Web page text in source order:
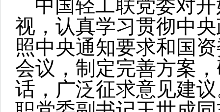
中国轻工联党委对
视，认真学习贯彻中
照中央通知要求和国
会议，制定完善方案
话，广泛征求意见建